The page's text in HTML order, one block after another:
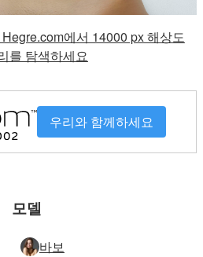
에서 14000 px 해상도
를 탐색하세요
우리와 함께하세요
모델
바보